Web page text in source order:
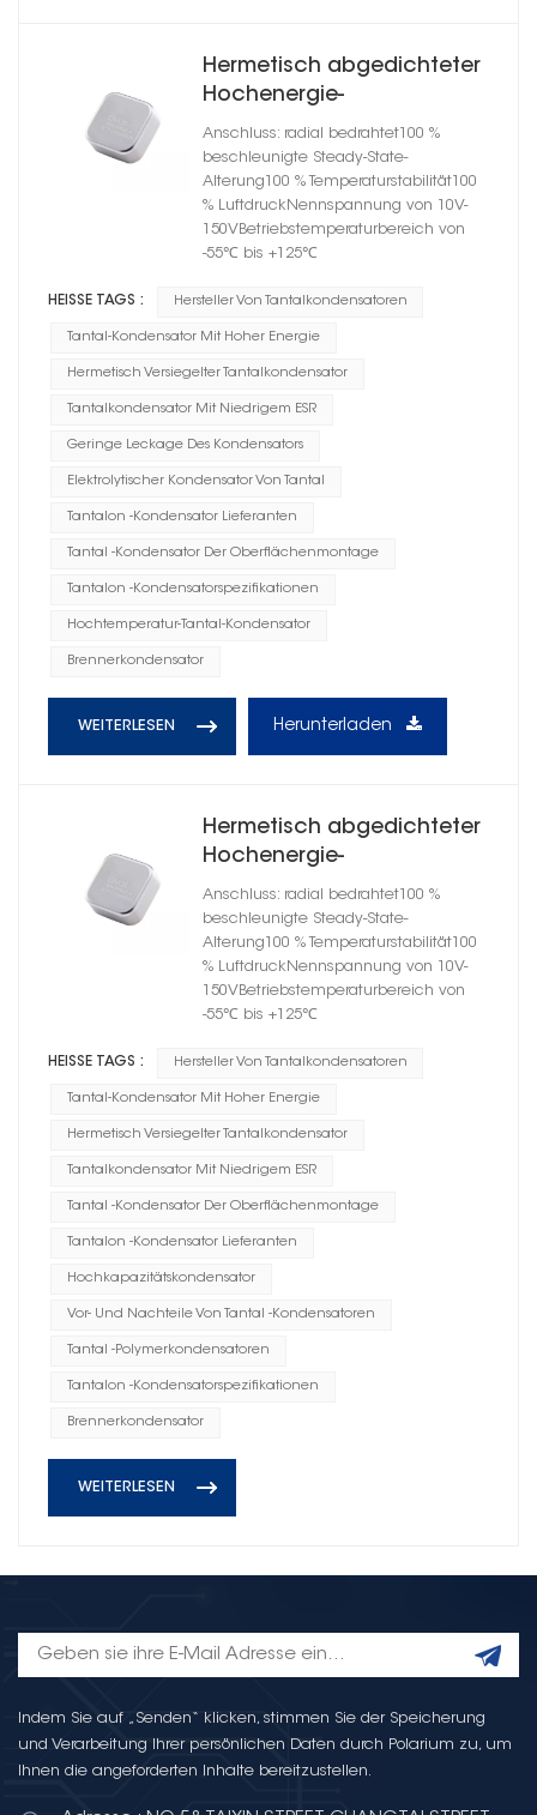
Hermetisch abgedichteter
Hochenergie-
Tantalkondensator im
quadratischen Gehäuse B
Anschluss: radial bedrahtet100 %
beschleunigte Steady-State-
Alterung100 % Temperaturstabilität100
% LuftdruckNennspannung von 10V-
150VBetriebstemperaturbereich von
-55℃ bis +125℃
HEISSE TAGS : Hersteller Von Tantalkondensatoren
Tantal-Kondensator Mit Hoher Energie
Hermetisch Versiegelter Tantalkondensator
Tantalkondensator Mit Niedrigem ESR
Geringe Leckage Des Kondensators
Elektrolytischer Kondensator Von Tantal
Tantalon -Kondensator Lieferanten
Tantal -Kondensator Der Oberflächenmontage
Tantalon -Kondensatorspezifikationen
Hochtemperatur-Tantal-Kondensator
Brennerkondensator
WEITERLESEN Herunterladen
Hermetisch abgedichteter
Hochenergie-
Tantalkondensator im
quadratischen Gehäuse C
Anschluss: radial bedrahtet100 %
beschleunigte Steady-State-
Alterung100 % Temperaturstabilität100
% LuftdruckNennspannung von 10V-
150VBetriebstemperaturbereich von
-55℃ bis +125℃
HEISSE TAGS : Hersteller Von Tantalkondensatoren
Tantal-Kondensator Mit Hoher Energie
Hermetisch Versiegelter Tantalkondensator
Tantalkondensator Mit Niedrigem ESR
Tantal -Kondensator Der Oberflächenmontage
Tantalon -Kondensator Lieferanten
Hochkapazitätskondensator
Vor- Und Nachteile Von Tantal -Kondensatoren
Tantal -Polymerkondensatoren
Tantalon -Kondensatorspezifikationen
Brennerkondensator
WEITERLESEN
Indem Sie auf „Senden“ klicken, stimmen Sie der Speicherung
und Verarbeitung Ihrer persönlichen Daten durch Polarium zu, um
Ihnen die angeforderten Inhalte bereitzustellen.